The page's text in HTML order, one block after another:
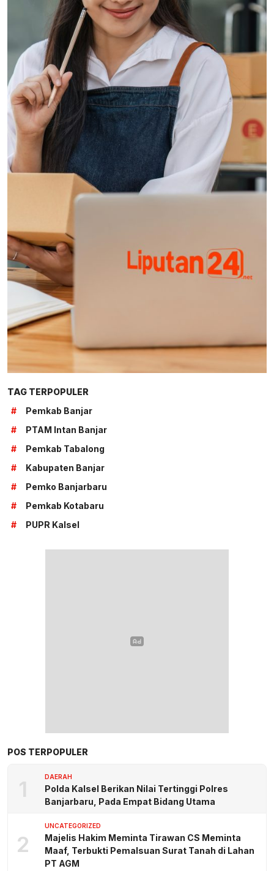
TAG TERPOPULER
#
Pemkab Banjar
#
PTAM Intan Banjar
#
Pemkab Tabalong
#
Kabupaten Banjar
#
Pemko Banjarbaru
#
Pemkab Kotabaru
#
PUPR Kalsel
POS TERPOPULER
1 DAERAH
Polda Kalsel Berikan Nilai Tertinggi Polres
Banjarbaru, Pada Empat Bidang Utama
2
UNCATEGORIZED
Majelis Hakim Meminta Tirawan CS Meminta
Maaf, Terbukti Pemalsuan Surat Tanah di Lahan
PT AGM